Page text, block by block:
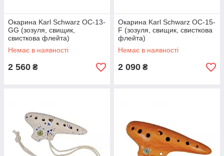
Окарина Karl Schwarz OC-13-
GG (зозуля, свищик,
свисткова флейта)
Немає в наявності
2 560 ₴
Окарина Karl Schwarz OC-15-
F (зозуля, свищик, свисткова
флейта)
Немає в наявності
2 090 ₴